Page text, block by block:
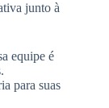
junto à
equipe é
para suas